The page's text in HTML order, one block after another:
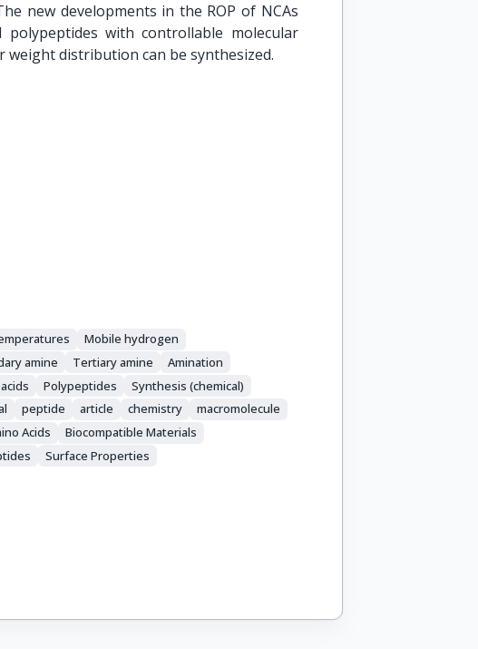
new developments in the ROP of NCAs
with controllable molecular
weight distribution can be synthesized.
Mobile hydrogen
amine Tertiary amine
Amination
Polypeptides
Synthesis (chemical)
peptide article chemistry
macromolecule
Acids
Biocompatible Materials
Surface Properties